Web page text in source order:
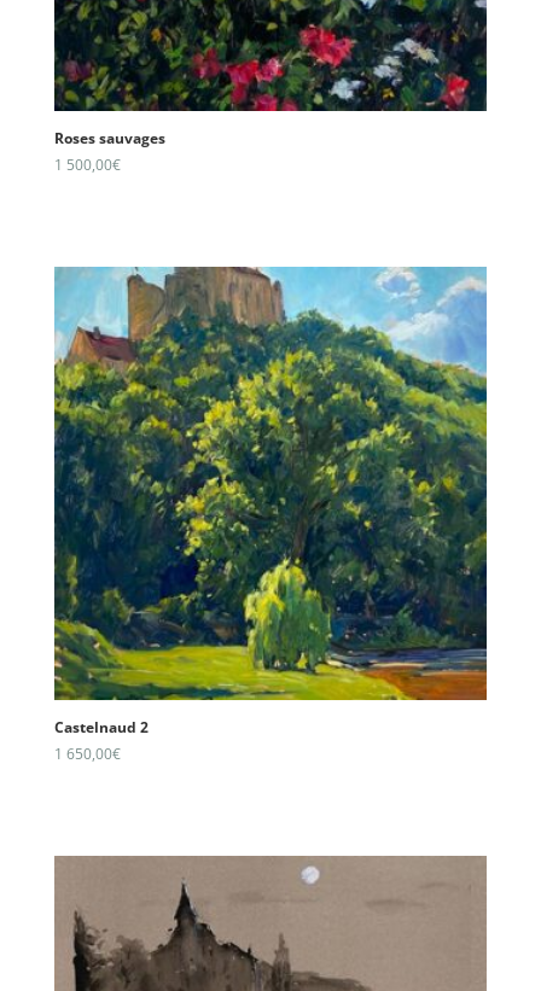
Roses sauvages
1 500,00€
Castelnaud 2
1 650,00€